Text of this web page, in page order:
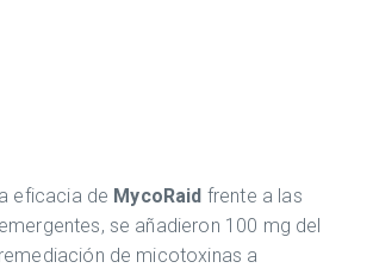
eficacia de MycoRaid frente a las
se añadieron 100 mg del
de micotoxinas a